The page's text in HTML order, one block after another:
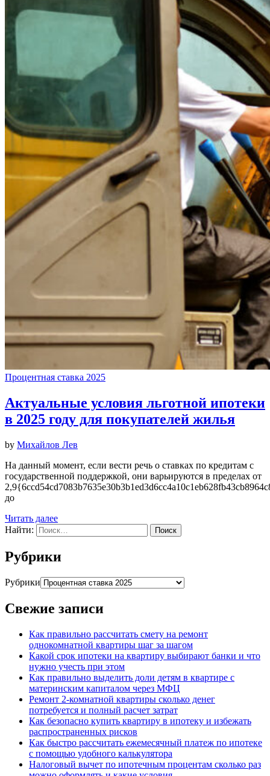
Процентная ставка 2025
Актуальные условия льготной ипотеки
в 2025 году для покупателей жилья
by Михайлов Лев
На данный момент, если вести речь о ставках по кредитам с
государственной поддержкой, они варьируются в пределах от
до
Читать далее
Найти:
Рубрики
Рубрики
Свежие записи
Как правильно рассчитать смету на ремонт
однокомнатной квартиры шаг за шагом
Какой срок ипотеки на квартиру выбирают банки и что
нужно учесть при этом
Как правильно выделить доли детям в квартире с
материнским капиталом через МФЦ
Ремонт 2-комнатной квартиры сколько денег
потребуется и полный расчет затрат
Как безопасно купить квартиру в ипотеку и избежать
распространенных рисков
Как быстро рассчитать ежемесячный платеж по ипотеке
с помощью удобного калькулятора
Налоговый вычет по ипотечным процентам сколько раз